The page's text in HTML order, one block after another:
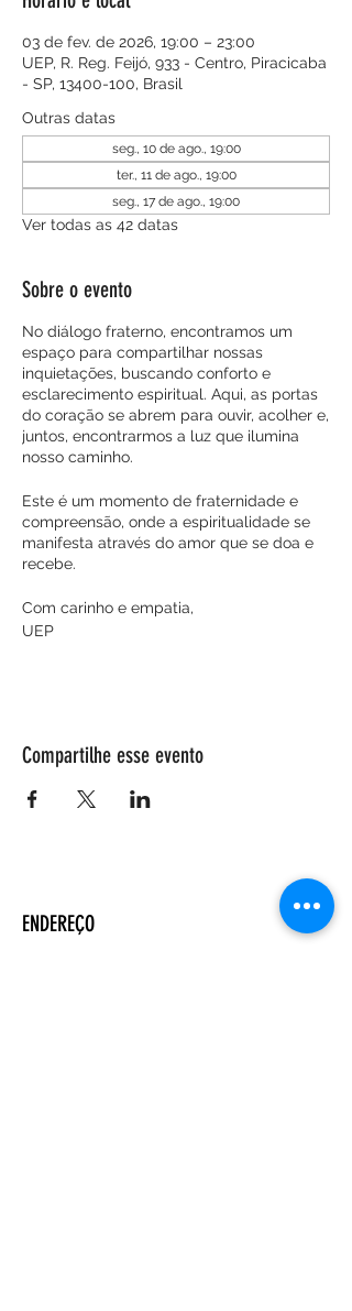
03 de fev. de 2026, 19:00 – 23:00
UEP, R. Reg. Feijó, 933 - Centro, Piracicaba
- SP, 13400-100, Brasil
Outras datas
seg., 10 de ago., 19:00
ter., 11 de ago., 19:00
seg., 17 de ago., 19:00
Ver todas as 42 datas
Sobre o evento
No diálogo fraterno, encontramos um
espaço para compartilhar nossas
inquietações, buscando conforto e
esclarecimento espiritual. Aqui, as portas
do coração se abrem para ouvir, acolher e,
juntos, encontrarmos a luz que ilumina
nosso caminho.
Este é um momento de fraternidade e
compreensão, onde a espiritualidade se
manifesta através do amor que se doa e
recebe.
Com carinho e empatia,
UEP
Compartilhe esse evento
ENDEREÇO